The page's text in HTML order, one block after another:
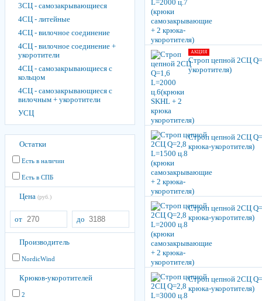
3СЦ - самозакры­вающиеся
4СЦ - литейные
4СЦ - вилочное соединение
4СЦ - вилочное соединение +
укоротители
4СЦ - самозакры­вающиеся с
кольцом
4СЦ - самозакры­вающиеся с
вилочным + укоротители
УСЦ
Остатки
Есть в наличии
Есть в СПБ
Цена (руб.)
от до
Производитель
NordicWind
Крюков-укоротителей
2
АКЦИЯ
Строп цепной 2СЦ
укоротителя)
Строп цепной 2СЦ
крюка-укоротителя)
Строп цепной 2СЦ
крюка-укоротителя)
Строп цепной 2СЦ
крюка-укоротителя)